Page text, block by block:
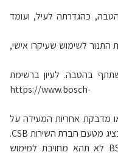
כהגדרתה לעיל, ועומד
לשימוש שעיקרו אישי,
בהטבה. לעיון ברשימת
המשווקים המשתתפים: https://www.bosch-
מדבקת אחריות המעידה על
ביצוע העסקה במהלך תקופת ההטבה, לנציג מטעם חברת השירות CSB.
מובהר כי בהעדר אסמכתא כאמור, BSH לא תהא מחויבת למימוש